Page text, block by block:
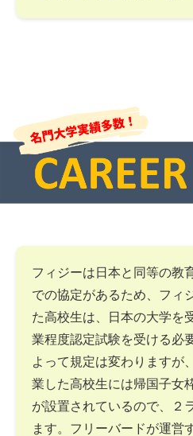
フィジーは日本と同等の教
での協定があるため、フィ
た高校生は、日本の大学を
業程度認定試験を受ける必
よって規定は変わりますが
業した高校生には帰国子女
が設置されているので、２
ます。フリーバードが運営